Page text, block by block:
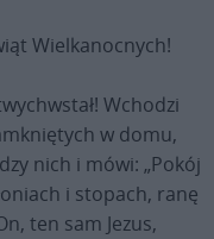
Wielkanocnych!
Wchodzi
w domu,
nich i mówi: „Pokój
i stopach, ranę
ten sam Jezus,